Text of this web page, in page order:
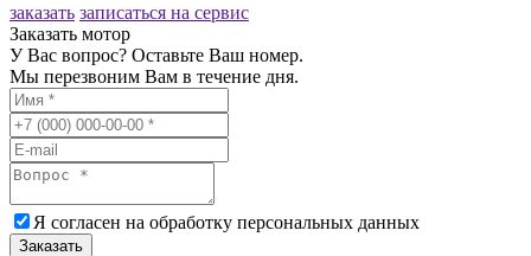
заказать записаться на сервис
Заказать мотор
У Вас вопрос? Оставьте Ваш номер.
Мы перезвоним Вам в течение дня.
Я согласен на обработку персональных данных
Заказать